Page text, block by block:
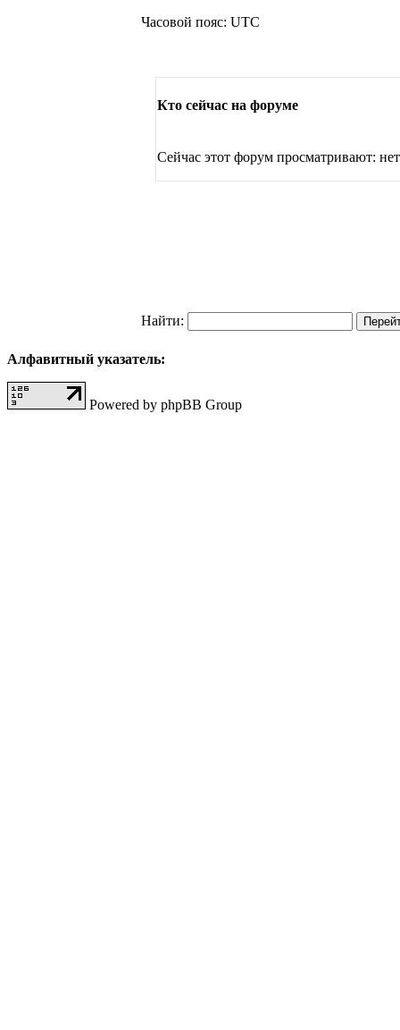
Часовой пояс: UTC
Кто сейчас на форуме
Сейчас этот форум просматривают:
Найти:
Алфавитный указатель:
Powered by phpBB Group